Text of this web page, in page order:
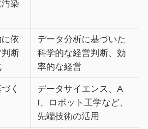
染
依
断
データ分析に基づいた
科学的な経営判断、効
率的な経営
く
データサイエンス、A
I、ロボット工学など、
先端技術の活用